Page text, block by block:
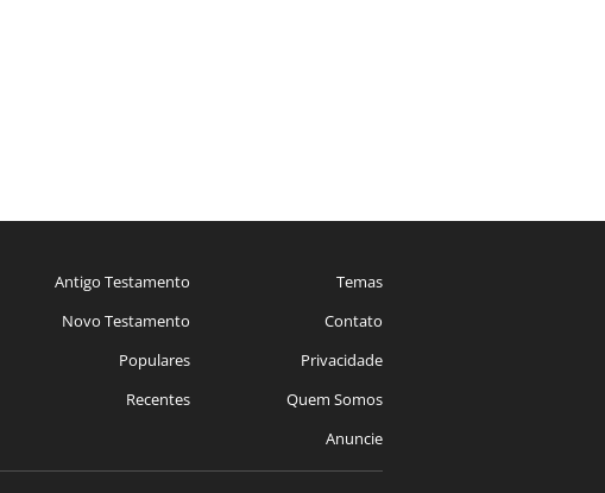
Antigo Testamento
Novo Testamento
Populares
Recentes
Temas
Contato
Privacidade
Quem Somos
Anuncie